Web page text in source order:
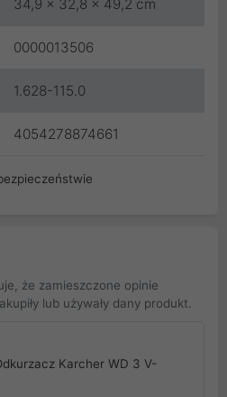
34,9 x 32,8 x 49,2 cm
0000013506
1.628-115.0
4054278874661
że zamieszczone opinie
lub używały dany produkt.
Karcher WD 3 V-